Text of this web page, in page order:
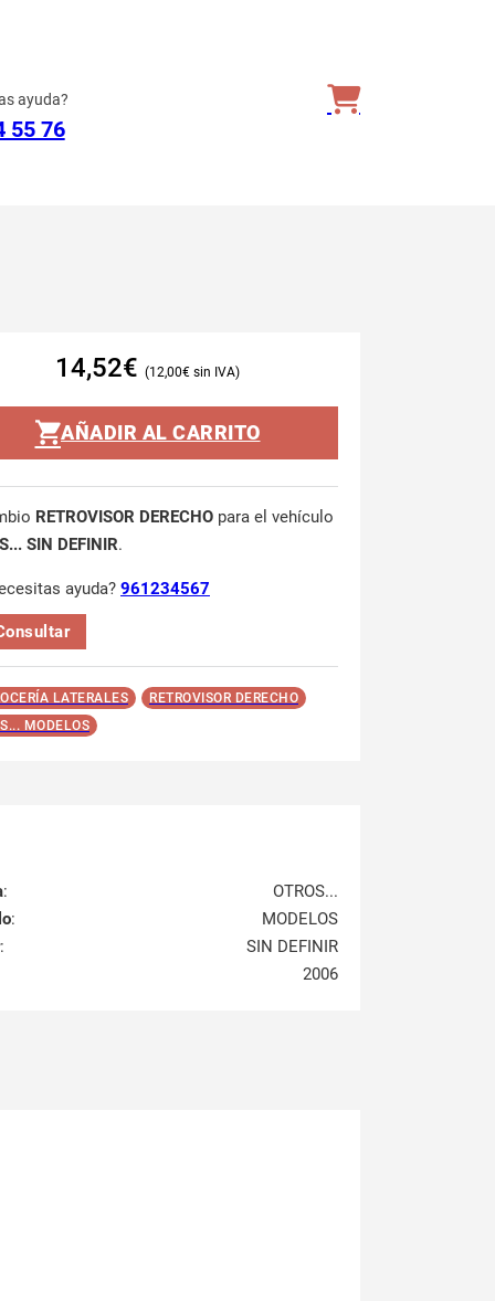
ayuda?
55 76
14,52€ 12,00€
AÑADIR AL CARRITO
RETROVISOR DERECHO para el vehículo
SIN DEFINIR.
ayuda? 961234567
LATERALES
RETROVISOR DERECHO
MODELOS
:
OTROS...
:
MODELOS
:
SIN DEFINIR
2006